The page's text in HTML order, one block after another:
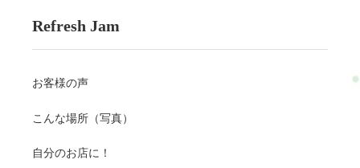
のカラダとココロを改善ではなく、サッカー選手のカラダとコ
仕事による疲れデスクワーク・立ち仕事で体が辛い人の為の体
リセットrefresh-jam.com出産・育児の疲れ出産・育児で体が辛い
あなたの為の体リセットrefresh-jam.comココロからくる疲れココ
ロからくる不調で体が辛いあなたの為の体・心リセットrefresh-
Refresh Jam
お客様の声
こんな場所（写真）
自分のお店に！